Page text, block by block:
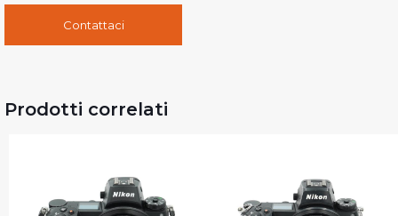
Contattaci
Prodotti correlati